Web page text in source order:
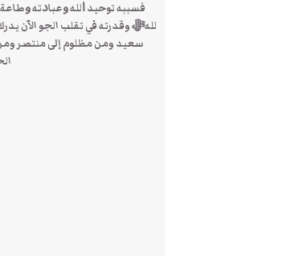
ﻓﺴﺒﺒﻪ ﺗﻮﺣﻴﺪ ﺍﻟﻠﻪ ﻭﻋﺒﺎﺩﺗﻪ
للهﷻ وقدرته في تقلب الجو الآن
سعيد ومن مظلوم إلى منتصر ومن